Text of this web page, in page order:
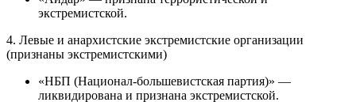
экстремистской.
4. Левые и анархистские экстремистские организации
(признаны экстремистскими)
«НБП (Национал-большевистская партия)» —
ликвидирована и признана экстремистской.